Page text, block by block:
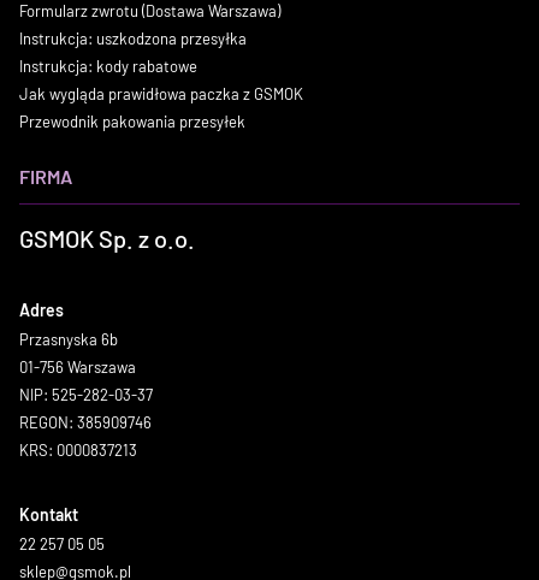
Formularz zwrotu (Dostawa Warszawa)
Instrukcja: uszkodzona przesyłka
Instrukcja: kody rabatowe
Jak wygląda prawidłowa paczka z GSMOK
Przewodnik pakowania przesyłek
FIRMA
GSMOK Sp. z o.o.
Adres
Przasnyska 6b
01-756 Warszawa
NIP: 525-282-03-37
REGON: 385909746
KRS: 0000837213
Kontakt
22 257 05 05
sklep@gsmok.pl